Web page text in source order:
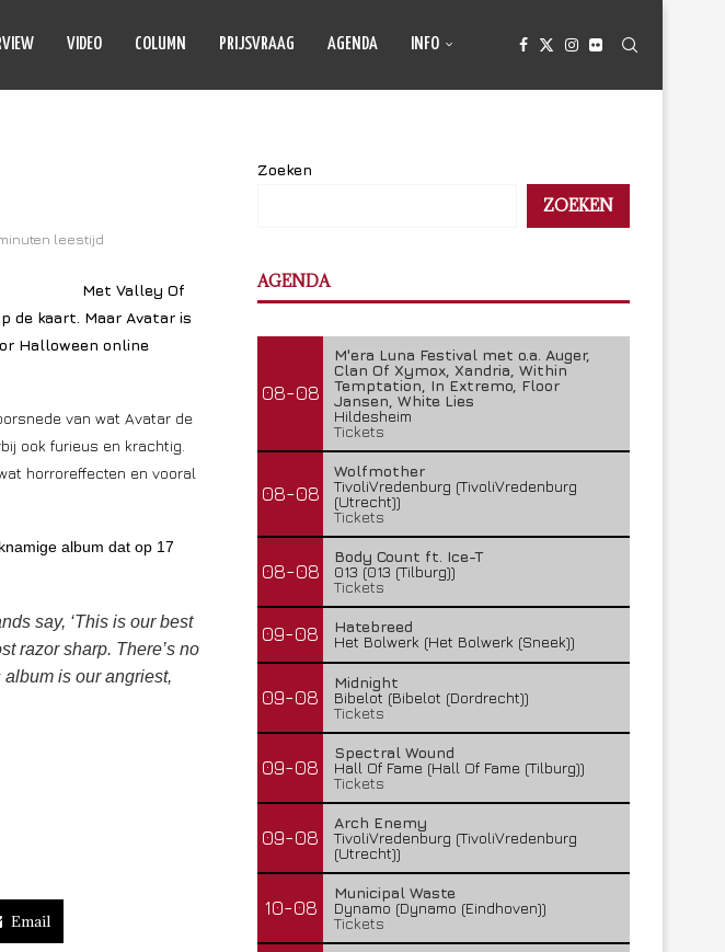
VIDEO COLUMN PRIJSVRAAG AGENDA INFO
leestijd
Met Valley Of
de kaart. Maar Avatar is
Halloween online
van wat Avatar de
ook furieus en krachtig.
horroreffecten en vooral
album dat op 17
say, ‘This is our best
razor sharp. There’s no
album is our angriest,
Email
Zoeken
ZOEKEN
AGENDA
08-08
M'era Luna Festival met o.a. Auger,
Clan Of Xymox, Xandria, Within
Temptation, In Extremo, Floor
Jansen, White Lies
Hildesheim
Tickets
08-08
Wolfmother
TivoliVredenburg (TivoliVredenburg
(Utrecht))
Tickets
08-08
Body Count ft. Ice-T
013 (013 (Tilburg))
Tickets
09-08
Hatebreed
Het Bolwerk (Het Bolwerk (Sneek))
09-08
Midnight
Bibelot (Bibelot (Dordrecht))
Tickets
09-08
Spectral Wound
Hall Of Fame (Hall Of Fame (Tilburg))
Tickets
09-08
Arch Enemy
TivoliVredenburg (TivoliVredenburg
(Utrecht))
10-08
Municipal Waste
Dynamo (Dynamo (Eindhoven))
Tickets